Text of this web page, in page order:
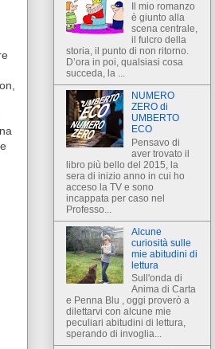
Il mio romanzo
è giunto alla
scena centrale,
il fulcro della
storia, il punto di non ritorno.
D’ora in poi, qualsiasi cosa
succeda, la ...
NUMERO
ZERO di
UMBERTO
ECO
Pensavo di
aver trovato il
libro più bello del 2015, la
sera di inizio anno in cui ho
acceso la TV e sono
incappata per caso nel
Professo...
Alcune
curiosità sulle
mie abitudini di
lettura
Sull'onda di
Anima di Carta
e Penna Blu , oggi proverò a
dilettarvi con alcune mie
peculiari abitudini di lettura,
sperando di invoglia...